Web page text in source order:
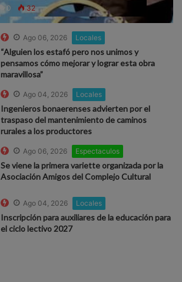
0 32
Ago 06, 2026 Locales
“Alguien los estafó pero nos unimos y
pensamos cómo mejorar y lograr esta obra
maravillosa”
Ago 04, 2026 Locales
Ingenieros bonaerenses advierten por el
traspaso del mantenimiento de caminos
rurales a los productores
Ago 06, 2026 Espectaculos
Se viene la primera variette organizada por la
Asociación Amigos del Complejo Cultural
Ago 04, 2026 Locales
Inscripción para auxiliares de la educación para
el ciclo lectivo 2027